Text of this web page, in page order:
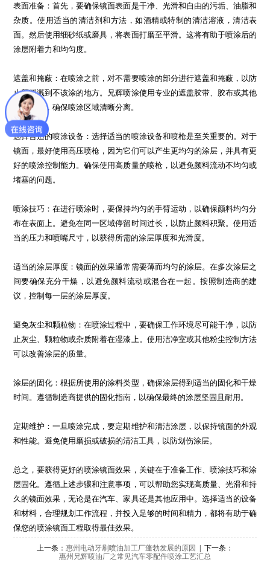
表面准备：首先，要确保镜面表面是干净、光滑和自由的污垢、油脂和
杂质。使用适当的清洁剂和方法，如酒精或特制的清洁溶液，清洁表
面。然后使用细砂纸或磨具，将表面打磨至平滑。这将有助于喷涂后的
涂层附着力和均匀度。
遮盖和掩蔽：在喷涂之前，对不需要喷涂的部分进行遮盖和掩蔽，以防
止颜料溅到不该涂的地方。兄辉喷涂使用专业的遮盖胶带、胶布或其他
覆盖材料，确保喷涂区域清晰分离。
选择合适的喷涂设备：选择适当的喷涂设备和喷枪是至关重要的。对于
镜面，最好使用高压喷枪，因为它们可以产生更均匀的涂层，并具有更
好的喷涂控制能力。确保使用高质量的喷枪，以避免颜料流动不均匀或
堵塞的问题。
喷涂技巧：在进行喷涂时，要保持均匀的手臂运动，以确保颜料均匀分
布在表面上。避免在同一区域停留时间过长，以防止颜料积聚。使用适
当的压力和喷嘴尺寸，以获得所需的涂层厚度和光滑度。
适当的涂层厚度：镜面的效果通常需要薄而均匀的涂层。在多次涂层之
间要确保充分干燥，以避免颜料流动或混合在一起。按照制造商的建
议，控制每一层的涂层厚度。
避免灰尘和颗粒物：在喷涂过程中，要确保工作环境尽可能干净，以防
止灰尘、颗粒物或杂质附着在湿漆上。使用洁净室或其他粉尘控制方法
可以改善涂层的质量。
涂层的固化：根据所使用的涂料类型，确保涂层得到适当的固化和干燥
时间。遵循制造商提供的固化指南，以确保最终的涂层坚固且耐用。
定期维护：一旦喷涂完成，要定期维护和清洁涂层，以保持镜面的外观
和性能。避免使用磨损或破损的清洁工具，以防划伤涂层。
总之，要获得更好的喷涂镜面效果，关键在于准备工作、喷涂技巧和涂
层固化。遵循上述步骤和注意事项，可以帮助您实现高质量、光滑和持
久的镜面效果，无论是在汽车、家具还是其他应用中。选择适当的设备
和材料，合理规划工作流程，并投入足够的时间和精力，都将有助于确
保您的喷涂镜面工程取得最佳效果。
上一条： 惠州电动牙刷喷油加工厂蓬勃发展的原因 | 下一条：
惠州兄辉喷油厂之常见汽车零配件喷涂工艺汇总